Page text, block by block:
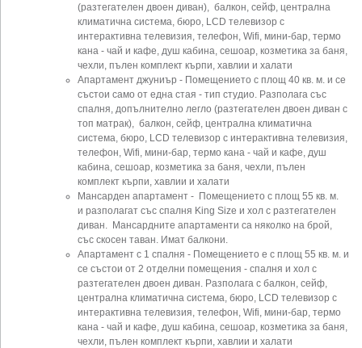
(разтегателен двоен диван), балкон, сейф, централна
климатична система, бюро, LCD телевизор с
интерактивна телевизия, телефон, Wifi, мини-бар, термо
кана - чай и кафе, душ кабина, сешоар, козметика за баня,
чехли, пълен комплект кърпи, хавлии и халати
Апартамент джуниър - Помещението с площ 40 кв. м. и се
състои само от една стая - тип студио. Разполага със
спалня, допълнително легло (разтегателен двоен диван с
топ матрак), балкон, сейф, централна климатична
система, бюро, LCD телевизор с интерактивна телевизия,
телефон, Wifi, мини-бар, термо кана - чай и кафе, душ
кабина, сешоар, козметика за баня, чехли, пълен
комплект кърпи, хавлии и халати
Мансарден апартамент - Помещението с площ 55 кв. м.
и разполагат със спалня King Size и хол с разтегателен
диван. Мансардните апартаменти са няколко на брой,
със скосен таван. Имат балкони.
Апартамент с 1 спалня - Помещението е с площ 55 кв. м. и
се състои от 2 отделни помещения - спалня и хол с
разтегателен двоен диван. Разполага с балкон, сейф,
централна климатична система, бюро, LCD телевизор с
интерактивна телевизия, телефон, Wifi, мини-бар, термо
кана - чай и кафе, душ кабина, сешоар, козметика за баня,
чехли, пълен комплект кърпи, хавлии и халати